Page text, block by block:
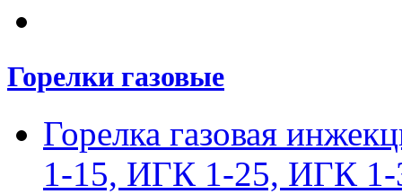
Горелки газовые
Горелка газовая
1-15, ИГК 1-25, ИГК